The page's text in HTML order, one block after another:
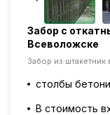
Забор с
Всеволожске
Забор из
столбы
В стоимость